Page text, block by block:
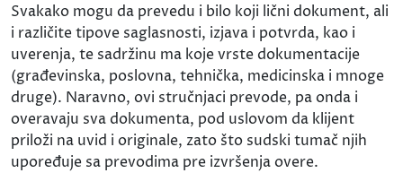
Svakako mogu da prevedu i bilo koji lični dokument, ali
i različite tipove saglasnosti, izjava i potvrda, kao i
uverenja, te sadržinu ma koje vrste dokumentacije
(građevinska, poslovna, tehnička, medicinska i mnoge
druge). Naravno, ovi stručnjaci prevode, pa onda i
overavaju sva dokumenta, pod uslovom da klijent
priloži na uvid i originale, zato što sudski tumač njih
upoređuje sa prevodima pre izvršenja overe.